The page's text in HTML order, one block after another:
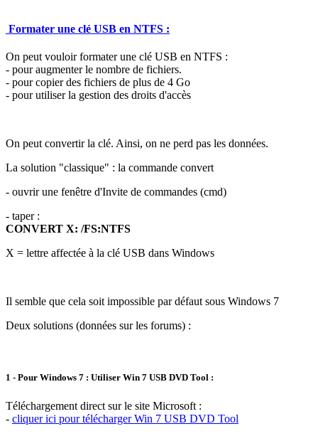
Formater une clé USB en NTFS :
On peut vouloir formater une clé USB en NTFS :
- pour augmenter le nombre de fichiers.
- pour copier des fichiers de plus de 4 Go
- pour utiliser la gestion des droits d'accès
On peut convertir la clé. Ainsi, on ne perd pas les données.
La solution "classique" : la commande convert
- ouvrir une fenêtre d'Invite de commandes (cmd)
- taper :
CONVERT X: /FS:NTFS
X = lettre affectée à la clé USB dans Windows
Il semble que cela soit impossible par défaut sous Windows 7
Deux solutions (données sur les forums) :
1 - Pour Windows 7 : Utiliser Win 7 USB DVD Tool :
Téléchargement direct sur le site Microsoft :
- cliquer ici pour télécharger Win 7 USB DVD Tool